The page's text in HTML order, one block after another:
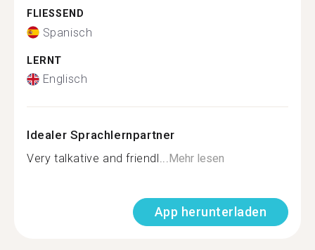
FLIESSEND
Spanisch
LERNT
Englisch
Idealer Sprachlernpartner
Very talkative and friendl...Mehr lesen
App herunterladen